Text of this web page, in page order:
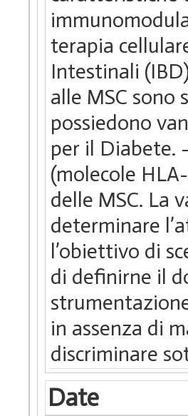
terapia
Intestinali
alle MSC
possiedono
per il Diabete.
(molecole
delle MSC. La
determinare
l’obiettivo di
di definirne il
in assenza di
discriminare
Date